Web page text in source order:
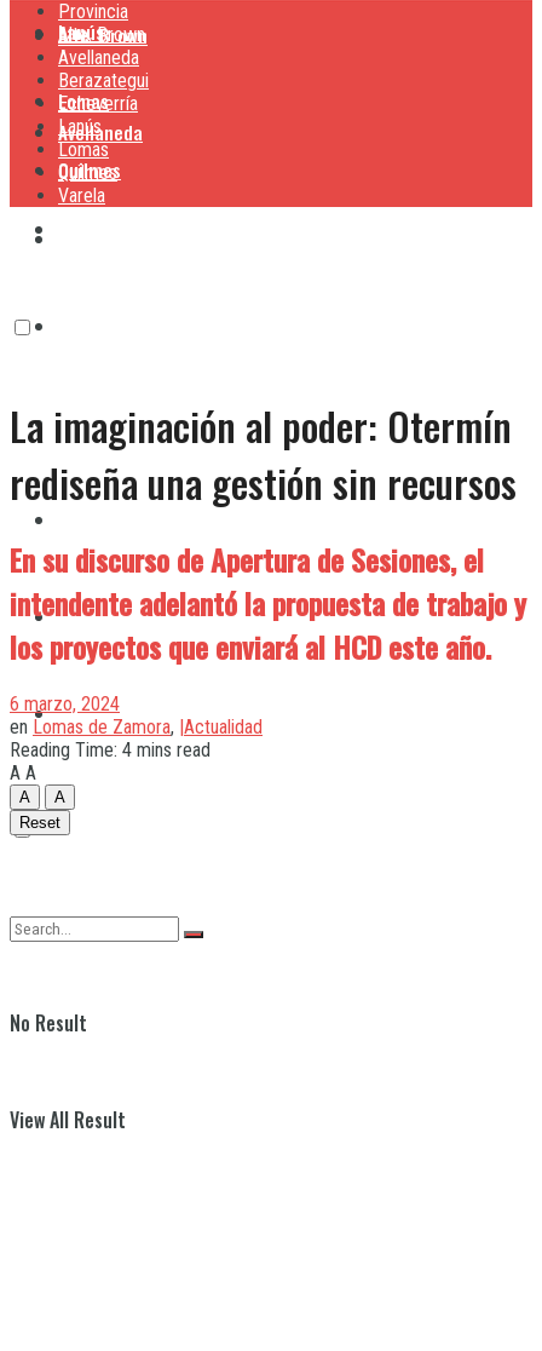
Lanús
Lomas
Quilmes
Alte. Brown
Avellaneda
Lanús
Quilmes
Varela
No Result
View All Result
Provincia
Alte. Brown
Avellaneda
Berazategui
Echeverría
Lanús
Lomas
Quilmes
Varela
La imaginación al poder: Otermín
rediseña una gestión sin recursos
En su discurso de Apertura de Sesiones, el
intendente adelantó la propuesta de trabajo y
los proyectos que enviará al HCD este año.
6 marzo, 2024
en Lomas de Zamora, |Actualidad
Reading Time: 4 mins read
A A
A
A
Reset